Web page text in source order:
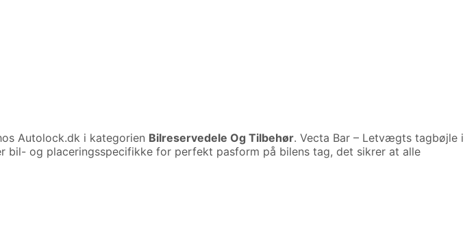
Autolock.dk i kategorien Bilreservedele Og Tilbehør. Vecta Bar – Letvægts tagbøjle i
bil- og placeringsspecifikke for perfekt pasform på bilens tag, det sikrer at alle